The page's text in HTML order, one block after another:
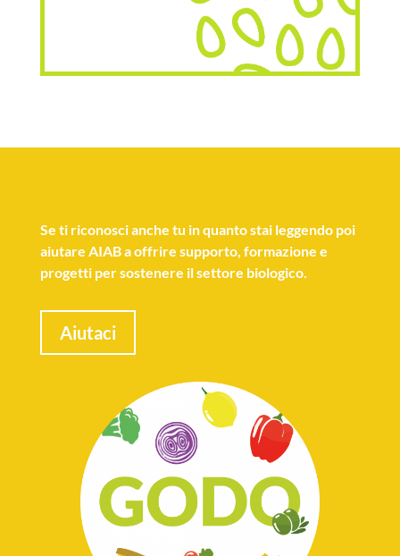
Se ti riconosci anche tu in quanto stai leggendo poi
aiutare AIAB a offrire supporto, formazione e
progetti per sostenere il settore biologico.
Aiutaci